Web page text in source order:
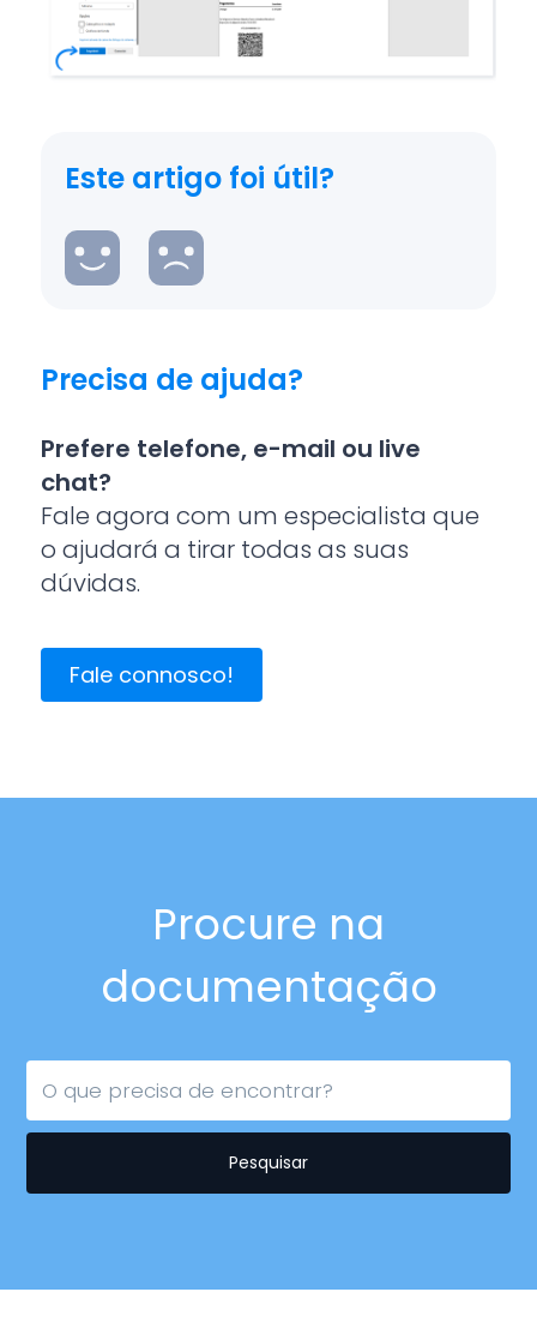
Este artigo foi útil?
Precisa de ajuda?
Prefere telefone, e-mail ou live
chat?
Fale agora com um especialista que
o ajudará a tirar todas as suas
dúvidas.
Fale connosco!
Procure na
documentação
Pesquisar